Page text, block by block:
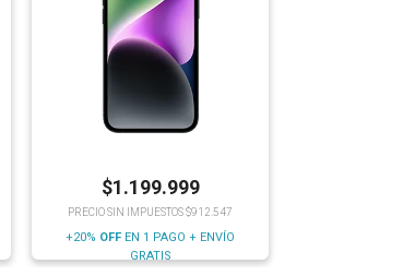
$1.199.999
PRECIO SIN IMPUESTOS $912.547
+20% OFF EN 1 PAGO + ENVÍO
GRATIS